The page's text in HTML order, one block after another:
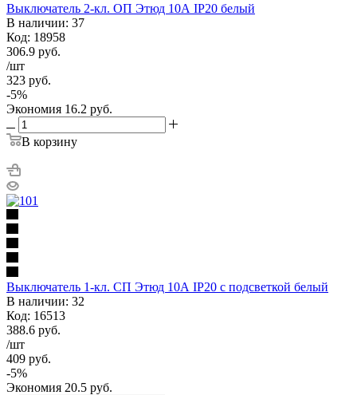
Выключатель 2-кл. ОП Этюд 10А IP20 белый
В наличии: 37
Код: 18958
306.9 руб.
/шт
323 руб.
-5%
Экономия 16.2 руб.
В корзину
Выключатель 1-кл. СП Этюд 10А IP20 с подсветкой белый
В наличии: 32
Код: 16513
388.6 руб.
/шт
409 руб.
-5%
Экономия 20.5 руб.